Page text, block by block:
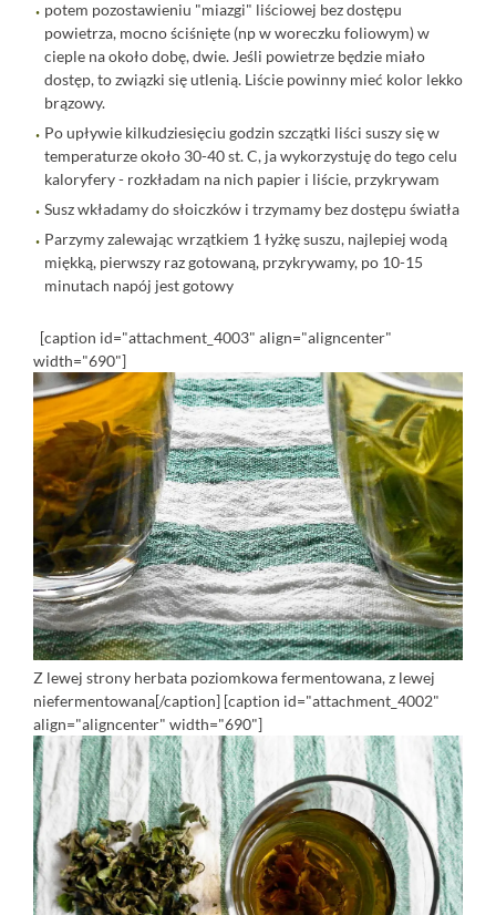
potem pozostawieniu "miazgi" liściowej bez dostępu
powietrza, mocno ściśnięte (np w woreczku foliowym) w
cieple na około dobę, dwie. Jeśli powietrze będzie miało
dostęp, to związki się utlenią. Liście powinny mieć kolor lekko
brązowy.
Po upływie kilkudziesięciu godzin szczątki liści suszy się w
temperaturze około 30-40 st. C, ja wykorzystuję do tego celu
kaloryfery - rozkładam na nich papier i liście, przykrywam
Susz wkładamy do słoiczków i trzymamy bez dostępu światła
Parzymy zalewając wrzątkiem 1 łyżkę suszu, najlepiej wodą
miękką, pierwszy raz gotowaną, przykrywamy, po 10-15
minutach napój jest gotowy
[caption id="attachment_4003" align="aligncenter"
width="690"]
Z lewej strony herbata poziomkowa fermentowana, z lewej
niefermentowana[/caption] [caption id="attachment_4002"
align="aligncenter" width="690"]